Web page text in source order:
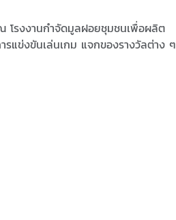
โรงงานกำจัดมูลฝอย​ชุมชนเพื่อผลิต
ข่งขันเล่นเกม แจกของรางวัล​ต่าง ๆ​